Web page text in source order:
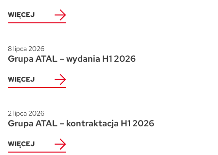
WIĘCEJ
8 lipca 2026
Grupa ATAL – wydania H1 2026
WIĘCEJ
2 lipca 2026
Grupa ATAL – kontraktacja H1 2026
WIĘCEJ